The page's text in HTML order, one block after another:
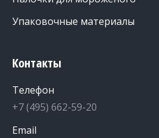
Упаковочные материалы
Контакты
Телефон
+7 (495) 662-59-20
Email